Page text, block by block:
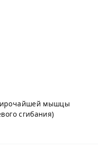
мышцы
сгибания)